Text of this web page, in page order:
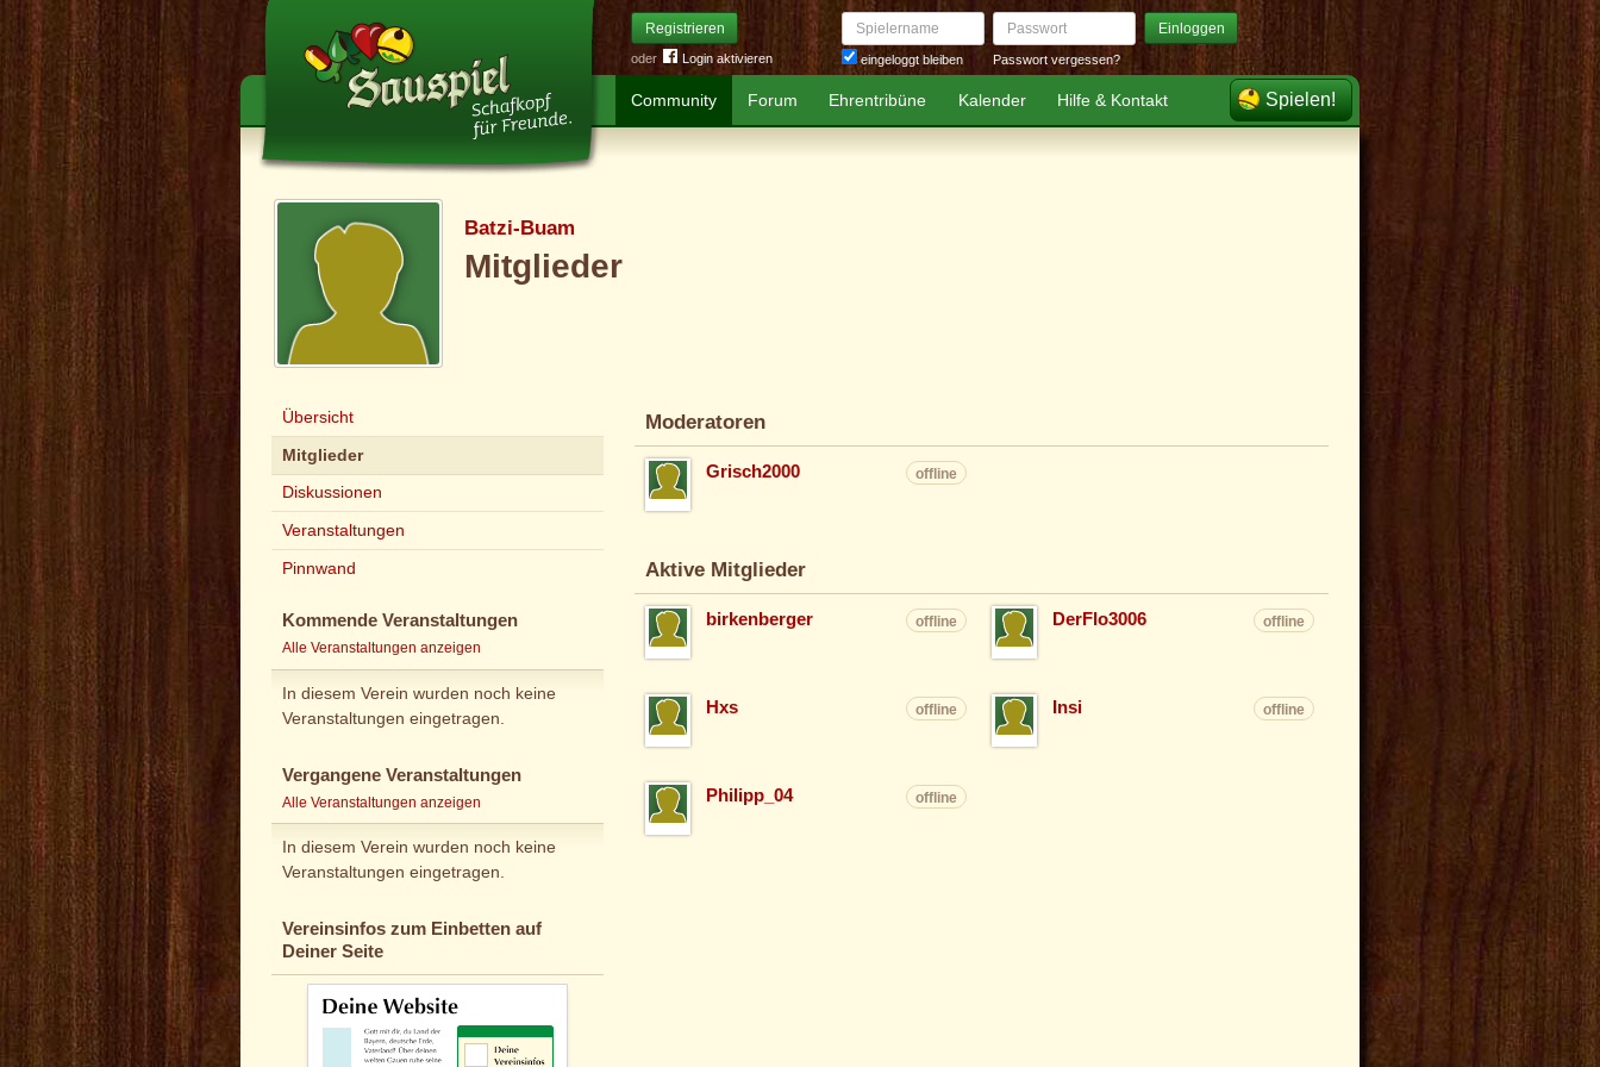
Registrieren
oder Login aktivieren
Spielername
eingeloggt bleiben
Passwort Einloggen
Passwort vergessen?
Community Forum Ehrentribüne Kalender Hilfe & Kontakt Spielen!
Batzi-Buam
Mitglieder
Übersicht
Mitglieder
Diskussionen
Veranstaltungen
Pinnwand
Kommende Veranstaltungen
Alle Veranstaltungen anzeigen
In diesem Verein wurden noch keine
Veranstaltungen eingetragen.
Vergangene Veranstaltungen
Alle Veranstaltungen anzeigen
In diesem Verein wurden noch keine
Veranstaltungen eingetragen.
Vereinsinfos zum Einbetten auf
Deiner Seite
Moderatoren
Grisch2000 offline
Aktive Mitglieder
birkenberger offline DerFlo3006 offline
Hxs offline Insi offline
Philipp_04 offline